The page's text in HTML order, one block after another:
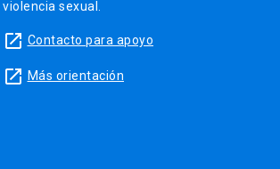
violencia sexual.
launch Contacto para apoyo
launch Más orientación